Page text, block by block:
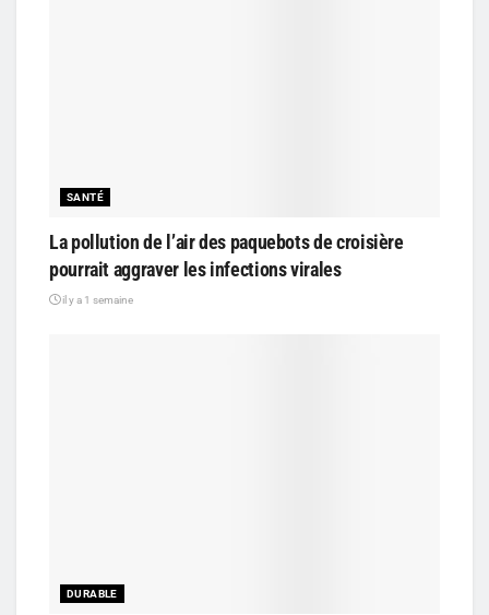
SANTÉ
La pollution de l’air des paquebots de croisière
pourrait aggraver les infections virales
il y a 1 semaine
DURABLE